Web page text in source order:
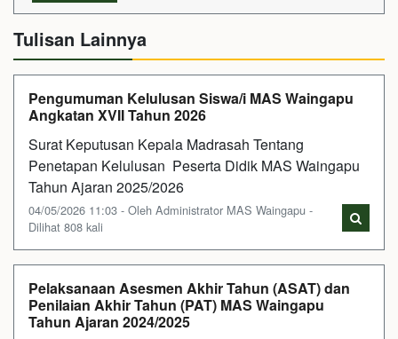
Tulisan Lainnya
Pengumuman Kelulusan Siswa/i MAS Waingapu
Angkatan XVII Tahun 2026
Surat Keputusan Kepala Madrasah Tentang
Penetapan Kelulusan Peserta Didik MAS Waingapu
Tahun Ajaran 2025/2026
04/05/2026 11:03 - Oleh Administrator MAS Waingapu -
Dilihat 808 kali
Pelaksanaan Asesmen Akhir Tahun (ASAT) dan
Penilaian Akhir Tahun (PAT) MAS Waingapu
Tahun Ajaran 2024/2025